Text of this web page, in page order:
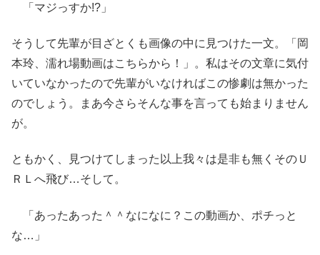
「マジっすか!?」
そうして先輩が目ざとくも画像の中に見つけた一文。「岡
本玲、濡れ場動画はこちらから！」。私はその文章に気付
いていなかったので先輩がいなければこの惨劇は無かった
のでしょう。まあ今さらそんな事を言っても始まりません
が。
ともかく、見つけてしまった以上我々は是非も無くそのＵ
ＲＬへ飛び…そして。
「あったあった＾＾なになに？この動画か、ポチっと
な…」